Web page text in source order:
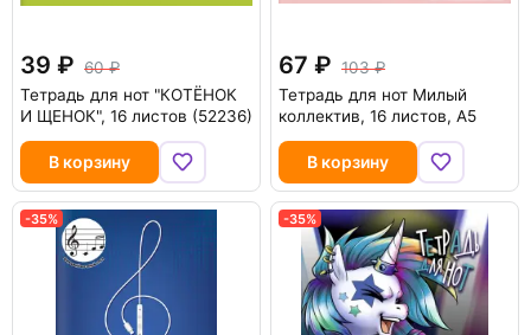
39
60
Тетрадь для нот "КОТЁНОК
И ЩЕНОК", 16 листов (52236)
В корзину
67
103
Тетрадь для нот Милый
коллектив, 16 листов, А5
В корзину
-35% -35%